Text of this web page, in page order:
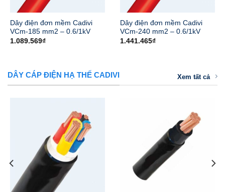
Dây điện đơn mềm Cadivi
VCm-185 mm2 – 0.6/1kV
1.089.569₫
Dây điện đơn mềm Cadivi
VCm-240 mm2 – 0.6/1kV
1.441.465₫
DÂY CÁP ĐIỆN HẠ THẾ CADIVI Xem tất cả